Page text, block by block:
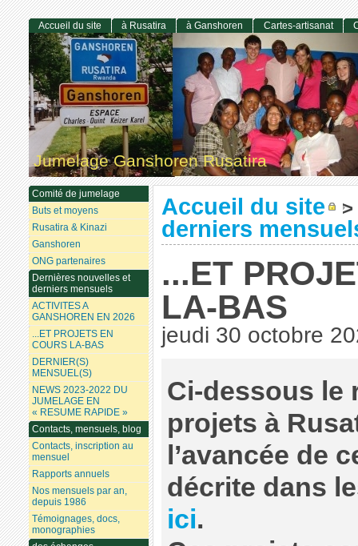
Jumelage Ganshoren Rusatira
Accueil du site >
derniers
...ET
LA-BAS
jeudi 30 octobre
Ci-dessous le
projets à
l’avancée de
décrite dans
ici.
Accueil du site à Rusatira à Ganshoren Cartes-artisanat
Comité de jumelage
Buts et moyens
Rusatira & Kinazi
Ganshoren
ONG partenaires
Dernières nouvelles et
derniers mensuels
ACTIVITES A
GANSHOREN EN 2026
...ET PROJETS EN
COURS LA-BAS
DERNIER(S)
MENSUEL(S)
NEWS 2023-2022 DU
JUMELAGE EN
« RESUME RAPIDE »
Contacts, mensuels, blog
Contacts, inscription au
mensuel
Rapports annuels
Nos mensuels par an,
depuis 1986
Témoignages, docs,
monographies